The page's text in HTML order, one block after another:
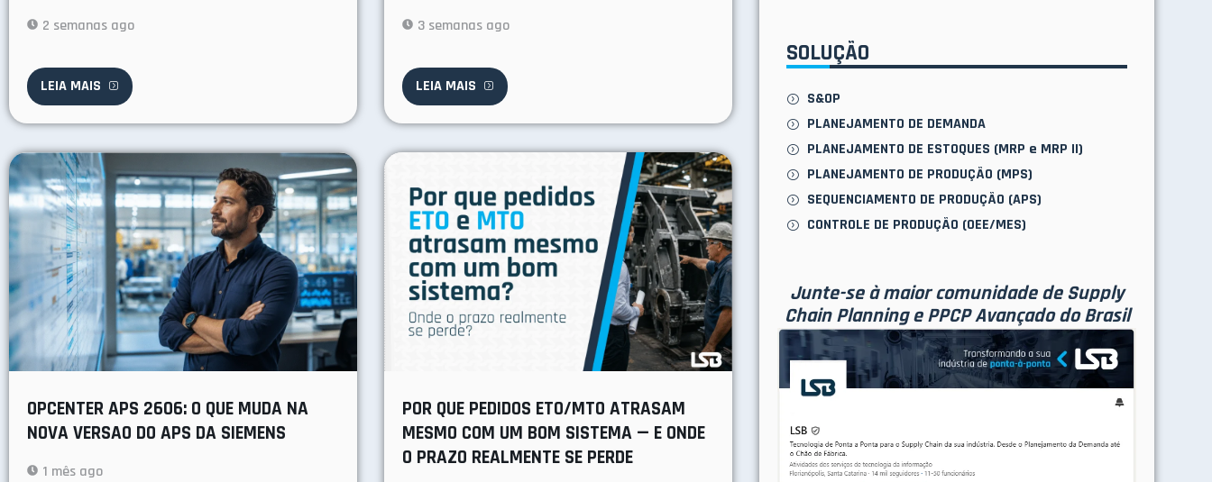
2 semanas ago
LEIA MAIS
3 semanas ago
LEIA MAIS
OPCENTER APS 2606: O QUE MUDA NA
NOVA VERSAO DO APS DA SIEMENS
1 mês ago
POR QUE PEDIDOS ETO/MTO ATRASAM
MESMO COM UM BOM SISTEMA — E ONDE
O PRAZO REALMENTE SE PERDE
SOLUÇÃO
S&OP
PLANEJAMENTO DE DEMANDA
PLANEJAMENTO DE ESTOQUES (MRP e MRP II)
PLANEJAMENTO DE PRODUÇÃO (MPS)
SEQUENCIAMENTO DE PRODUÇÃO (APS)
CONTROLE DE PRODUÇÃO (OEE/MES)
Junte-se à maior comunidade de Supply
Chain Planning e PPCP Avançado do Brasil